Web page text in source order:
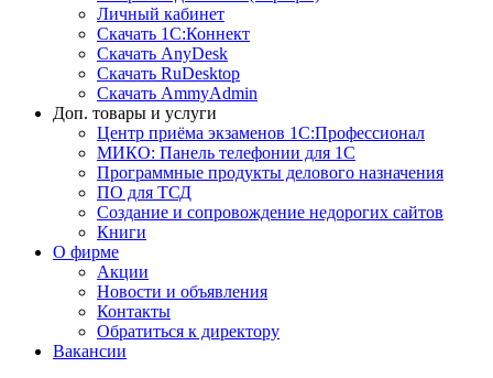
Личный кабинет
Скачать 1С:Коннект
Скачать AnyDesk
Скачать RuDesktop
Скачать AmmyAdmin
Доп. товары и услуги
Центр приёма экзаменов 1С:Профессионал
МИКО: Панель телефонии для 1С
Программные продукты делового назначения
ПО для ТСД
Создание и сопровождение недорогих сайтов
Книги
О фирме
Акции
Новости и объявления
Контакты
Обратиться к директору
Вакансии